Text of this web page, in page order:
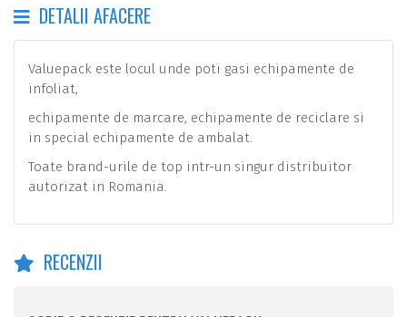
DETALII AFACERE
Valuepack este locul unde poti gasi echipamente de
infoliat,
echipamente de marcare, echipamente de reciclare si
in special echipamente de ambalat.
Toate brand-urile de top intr-un singur distribuitor
autorizat in Romania.
RECENZII